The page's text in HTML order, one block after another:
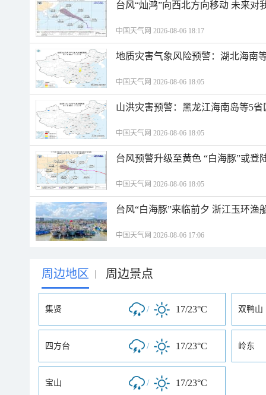
台风“灿鸿”向西北方向移动 未来对
中国天气网 2026-08-06 18:17
地质灾害气象风险预警：湖北海南
中国天气网 2026-08-06 18:05
山洪灾害预警：黑龙江海南岛等5
中国天气网 2026-08-06 18:05
台风预警升级至黄色 “白海豚”或登
中国天气网 2026-08-06 18:05
台风“白海豚”来临前夕 浙江玉环渔
中国天气网 2026-08-06 17:06
周边地区 | 周边景点
集贤 / 17/23°C 双鸭山
四方台 / 17/23°C 岭东
宝山 / 17/23°C